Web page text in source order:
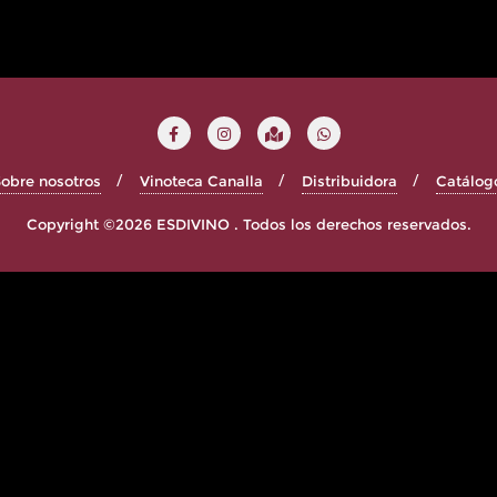
nosotros Vinoteca Canalla Distribuidora
Copyright ©2026 ESDIVINO . Todos los derechos reservados.